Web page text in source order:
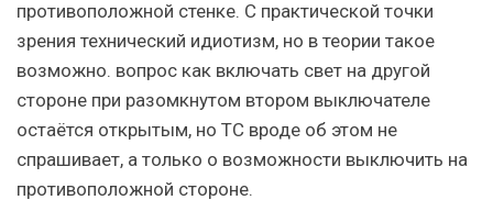
противоположной стенке. С практической точки
зрения технический идиотизм, но в теории такое
возможно. вопрос как включать свет на другой
стороне при разомкнутом втором выключателе
остаётся открытым, но ТС вроде об этом не
спрашивает, а только о возможности выключить на
противоположной стороне.